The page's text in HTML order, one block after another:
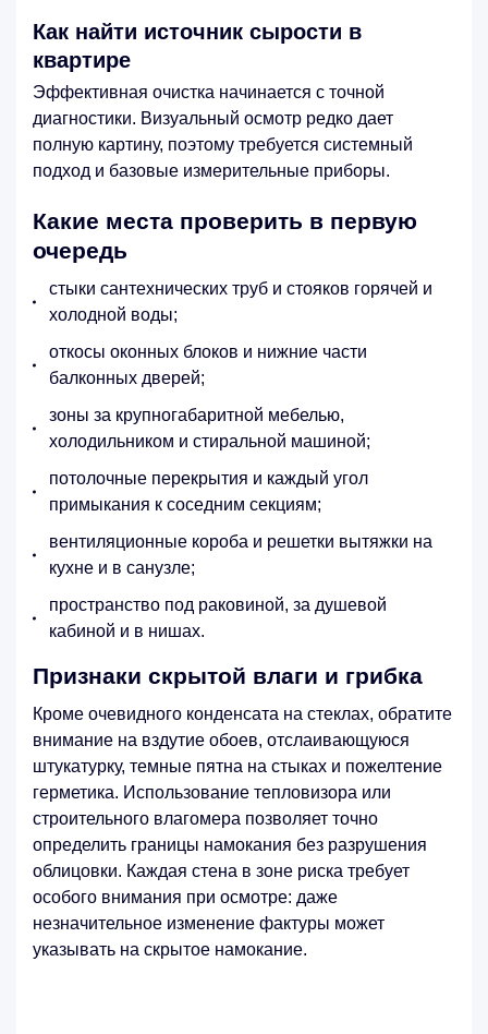
Как найти источник сырости в
квартире
Эффективная очистка начинается с точной
диагностики. Визуальный осмотр редко дает
полную картину, поэтому требуется системный
подход и базовые измерительные приборы.
Какие места проверить в первую
очередь
стыки сантехнических труб и стояков горячей и
холодной воды;
откосы оконных блоков и нижние части
балконных дверей;
зоны за крупногабаритной мебелью,
холодильником и стиральной машиной;
потолочные перекрытия и каждый угол
примыкания к соседним секциям;
вентиляционные короба и решетки вытяжки на
кухне и в санузле;
пространство под раковиной, за душевой
кабиной и в нишах.
Признаки скрытой влаги и грибка
Кроме очевидного конденсата на стеклах, обратите
внимание на вздутие обоев, отслаивающуюся
штукатурку, темные пятна на стыках и пожелтение
герметика. Использование тепловизора или
строительного влагомера позволяет точно
определить границы намокания без разрушения
облицовки. Каждая стена в зоне риска требует
особого внимания при осмотре: даже
незначительное изменение фактуры может
указывать на скрытое намокание.